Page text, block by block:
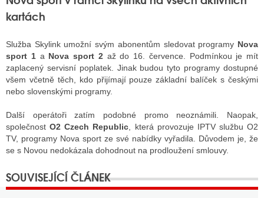
VYSÍLAČE
INTERNET
RÁDIA
STRÁNKY TV
TISK
kartách
Služba Skylink umožní svým abonentům sledovat programy Nova
sport 1a Nova sport 2až do 16. července. Podmínkou je mít
zaplacený servisní poplatek. Jinak budou tyto programy dostupné
všem včetně těch, kdo přijímají pouze základní balíček s českými
nebo slovenskými programy.
Další operátoři zatím podobné promo neoznámili. Naopak,
společnostO2 Czech Republic , která provozuje IPTV službu O2
TV, programy Nova sport ze své nabídky vyřadila. Důvodem je, že
se s Novou nedokázala dohodnout na prodloužení smlouvy.